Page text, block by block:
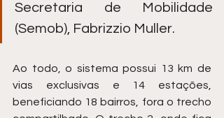
Secretaria de Mobilidade
(Semob), Fabrizzio Muller.
Ao todo, o sistema possui 13 km de
vias exclusivas e 14 estações,
beneficiando 18 bairros, fora o trecho